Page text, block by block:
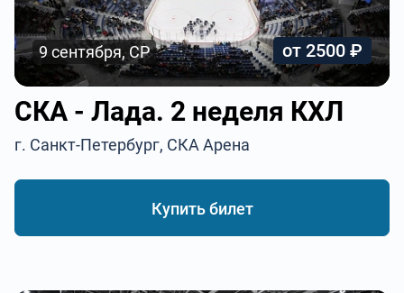
9 сентября, СР от 2500 ₽
СКА - Лада. 2 неделя КХЛ
г. Санкт-Петербург, СКА Арена
Купить билет